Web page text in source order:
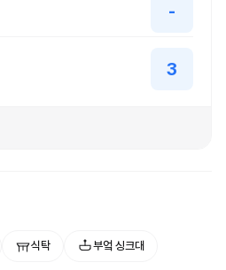
-
3
식탁 부엌 싱크대